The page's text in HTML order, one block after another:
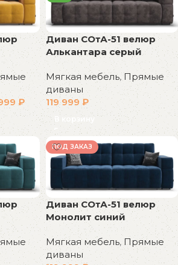
₽
Диван СОтА-51 велюр
Алькантара серый
Мягкая мебель,Прямые
диваны
119 999 ₽
В корзину
ПОД ЗАКАЗ
Диван СОтА-51 велюр
Монолит синий
Мягкая мебель, Прямые
диваны